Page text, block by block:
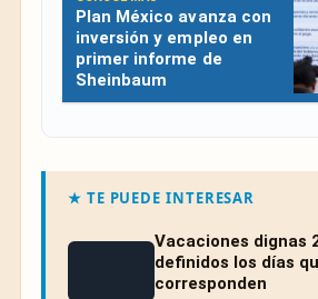
Plan México avanza con
inversión y empleo en
primer informe de
Sheinbaum
★ TE PUEDE INTERESAR
Vacaciones dignas
definidos los días
corresponden